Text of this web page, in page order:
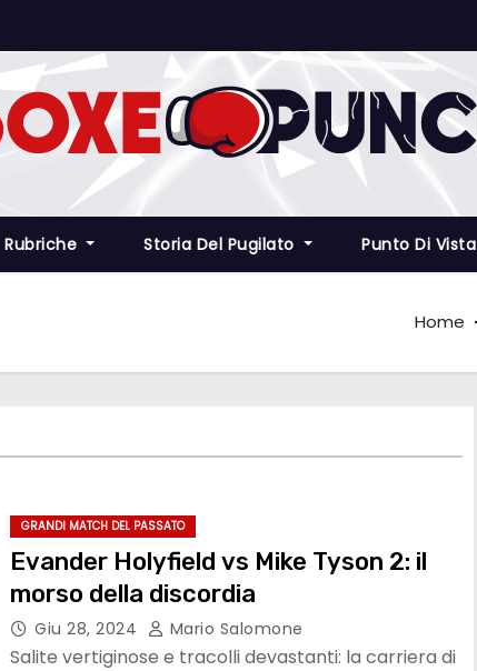
Rubriche Storia Del Pugilato Punto Di Vista
Home
GRANDI MATCH DEL PASSATO
Evander Holyfield vs Mike Tyson 2: il
morso della discordia
Giu 28, 2024 Mario Salomone
Salite vertiginose e tracolli devastanti: la carriera di